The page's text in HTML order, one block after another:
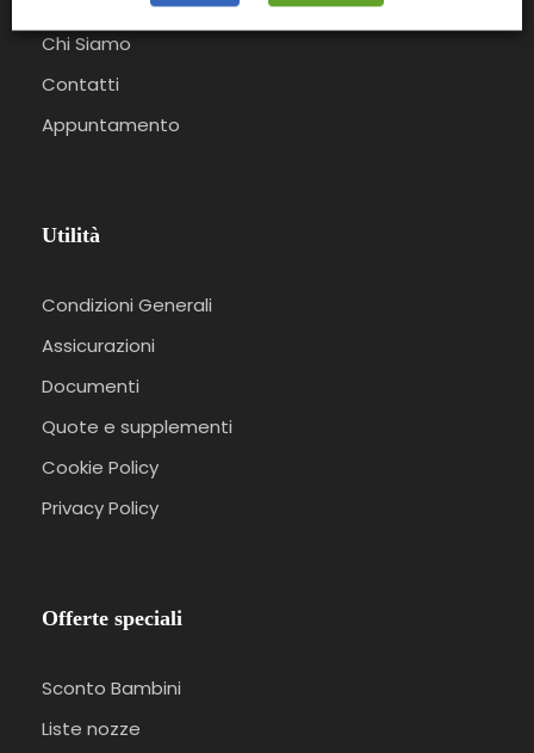
Chi Siamo
Contatti
Appuntamento
Utilità
Condizioni Generali
Assicurazioni
Documenti
Quote e supplementi
Cookie Policy
Privacy Policy
Offerte speciali
Sconto Bambini
Liste nozze